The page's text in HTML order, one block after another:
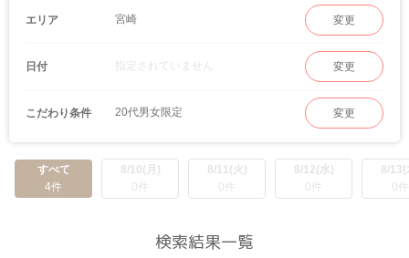
エリア 宮崎 変更
日付 指定されていません 変更
こだわり条件 20代男女限定 変更
すべて
4件
8/10(月)
0件
8/11(火)
0件
8/12(水)
0件
8/13(
0件
検索結果一覧